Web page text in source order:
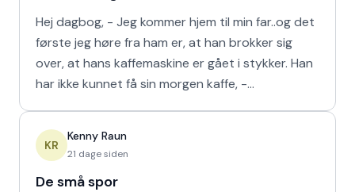
Hej dagbog, - Jeg kommer hjem til min far..og det
første jeg høre fra ham er, at han brokker sig
over, at hans kaffemaskine er gået i stykker. Han
har ikke kunnet få sin morgen kaffe, -
KR
Kenny Raun
21 dage siden
De små spor